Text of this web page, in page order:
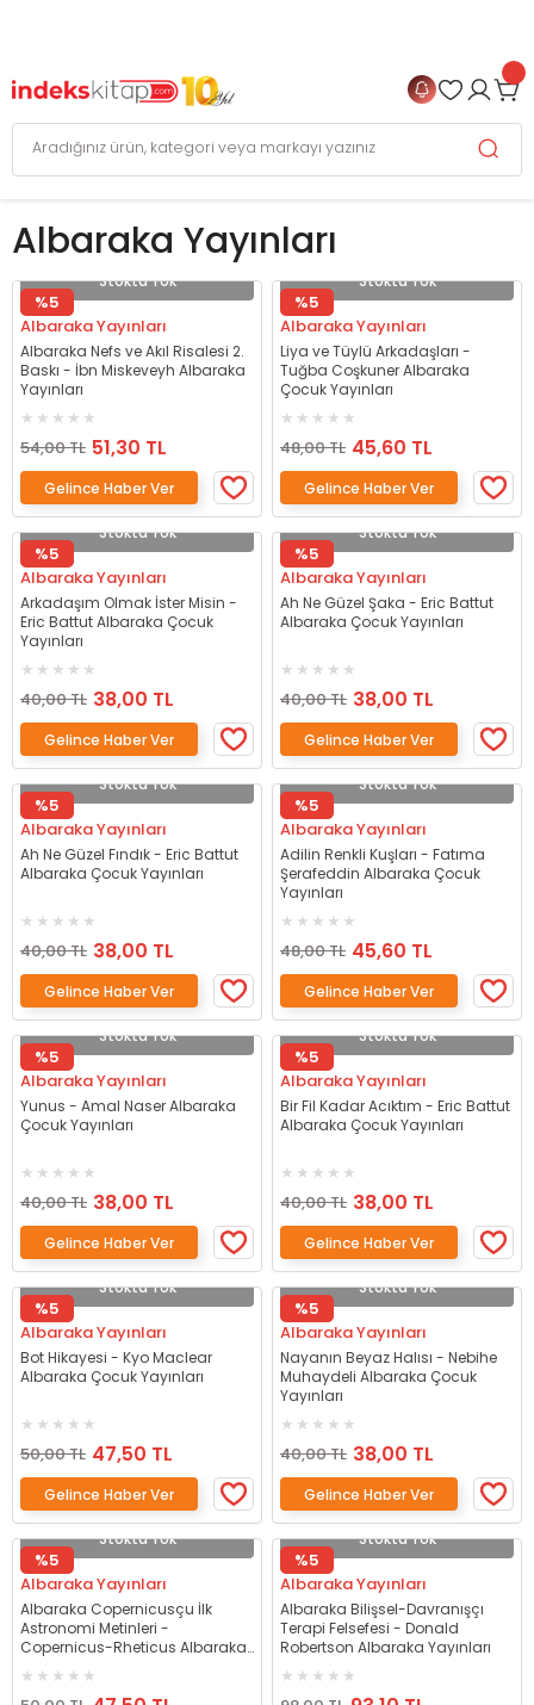
Albaraka Yayınları
Stokta Yok
%5
Albaraka Yayınları
Albaraka Nefs ve Akıl Risalesi 2.
Baskı - İbn Miskeveyh Albaraka
Yayınları
54,00 TL 51,30 TL
Gelince Haber Ver
Stokta Yok
%5
Albaraka Yayınları
Liya ve Tüylü Arkadaşları -
Tuğba Coşkuner Albaraka
Çocuk Yayınları
48,00 TL 45,60 TL
Gelince Haber Ver
Stokta Yok
%5
Albaraka Yayınları
Arkadaşım Olmak İster Misin -
Eric Battut Albaraka Çocuk
Yayınları
40,00 TL 38,00 TL
Gelince Haber Ver
Stokta Yok
%5
Albaraka Yayınları
Ah Ne Güzel Şaka - Eric Battut
Albaraka Çocuk Yayınları
40,00 TL 38,00 TL
Gelince Haber Ver
Stokta Yok
%5
Albaraka Yayınları
Ah Ne Güzel Fındık - Eric Battut
Albaraka Çocuk Yayınları
40,00 TL 38,00 TL
Gelince Haber Ver
Stokta Yok
%5
Albaraka Yayınları
Adilin Renkli Kuşları - Fatıma
Şerafeddin Albaraka Çocuk
Yayınları
48,00 TL 45,60 TL
Gelince Haber Ver
Stokta Yok
%5
Albaraka Yayınları
Yunus - Amal Naser Albaraka
Çocuk Yayınları
40,00 TL 38,00 TL
Gelince Haber Ver
Stokta Yok
%5
Albaraka Yayınları
Bir Fil Kadar Acıktım - Eric Battut
Albaraka Çocuk Yayınları
40,00 TL 38,00 TL
Gelince Haber Ver
Stokta Yok
%5
Albaraka Yayınları
Bot Hikayesi - Kyo Maclear
Albaraka Çocuk Yayınları
50,00 TL 47,50 TL
Gelince Haber Ver
Stokta Yok
%5
Albaraka Yayınları
Nayanın Beyaz Halısı - Nebihe
Muhaydeli Albaraka Çocuk
Yayınları
40,00 TL 38,00 TL
Gelince Haber Ver
Stokta Yok
%5
Albaraka Yayınları
Albaraka Copernicusçu İlk
Astronomi Metinleri -
Copernicus-Rheticus Albaraka
Stokta Yok
%5
Albaraka Yayınları
Albaraka Bilişsel-Davranışçı
Terapi Felsefesi - Donald
Robertson Albaraka Yayınları